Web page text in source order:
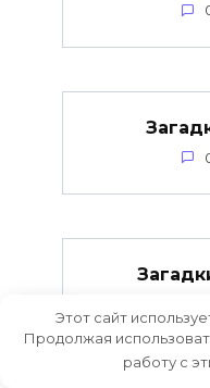
Этот сайт
Продолжая
работу с